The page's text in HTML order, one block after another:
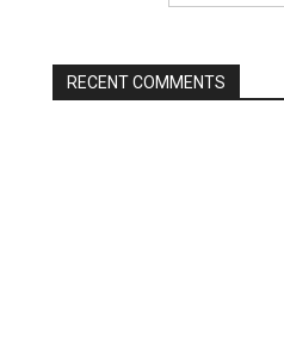
RECENT COMMENTS